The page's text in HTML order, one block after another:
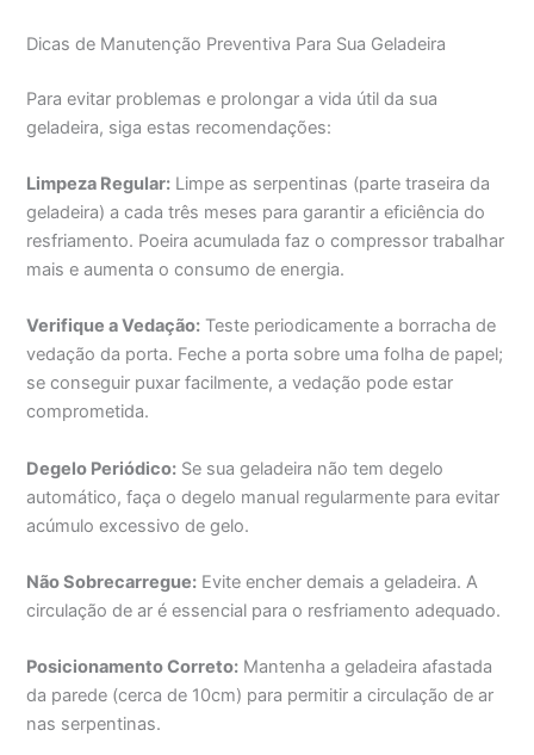
Dicas de Manutenção Preventiva Para Sua Geladeira
Para evitar problemas e prolongar a vida útil da sua
geladeira, siga estas recomendações:
Limpeza Regular: Limpe as serpentinas (parte traseira da
geladeira) a cada três meses para garantir a eficiência do
resfriamento. Poeira acumulada faz o compressor trabalhar
mais e aumenta o consumo de energia.
Verifique a Vedação: Teste periodicamente a borracha de
vedação da porta. Feche a porta sobre uma folha de papel;
se conseguir puxar facilmente, a vedação pode estar
comprometida.
Degelo Periódico: Se sua geladeira não tem degelo
automático, faça o degelo manual regularmente para evitar
acúmulo excessivo de gelo.
Não Sobrecarregue: Evite encher demais a geladeira. A
circulação de ar é essencial para o resfriamento adequado.
Posicionamento Correto: Mantenha a geladeira afastada
da parede (cerca de 10cm) para permitir a circulação de ar
nas serpentinas.